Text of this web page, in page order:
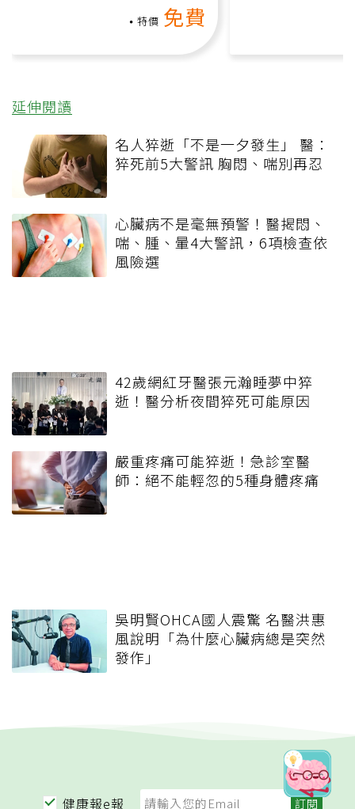
特價 免費
延伸閱讀
名人猝逝「不是一夕發生」 醫：
猝死前5大警訊 胸悶、喘別再忍
心臟病不是毫無預警！醫揭悶、
喘、腫、暈4大警訊，6項檢查依
風險選
42歲網紅牙醫張元瀚睡夢中猝
逝！醫分析夜間猝死可能原因
嚴重疼痛可能猝逝！急診室醫
師：絕不能輕忽的5種身體疼痛
吳明賢OHCA國人震驚 名醫洪惠
風說明「為什麼心臟病總是突然
發作」
健康報e報